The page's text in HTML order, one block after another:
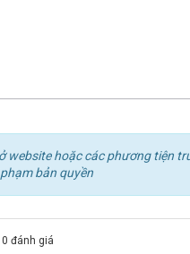
website hoặc các phương tiện
bản quyền
đánh giá